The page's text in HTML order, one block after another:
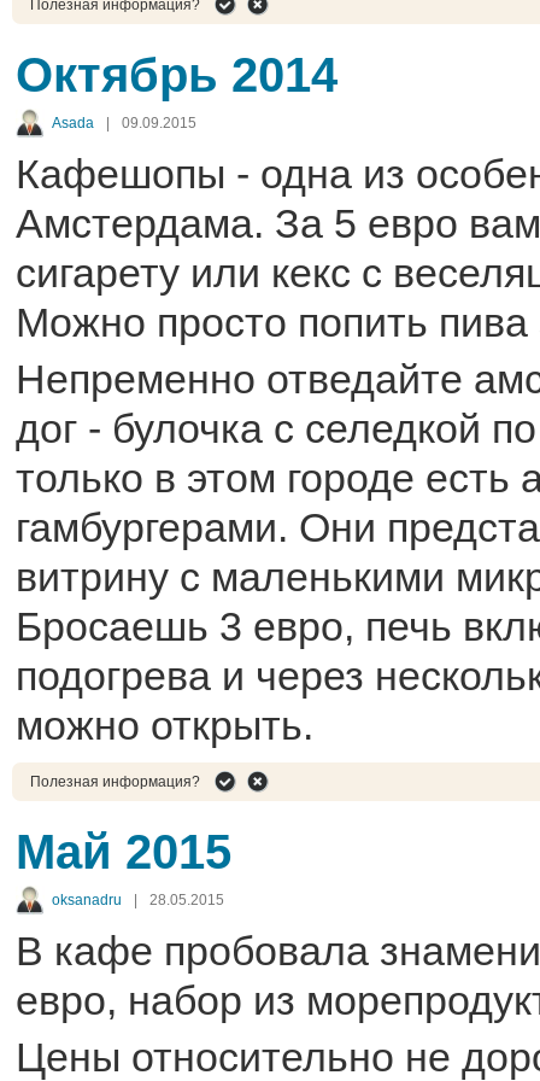
Полезная информация?
Октябрь 2014
Asada | 09.09.2015
Кафешопы - одна из
Амстердама. За 5 евро
сигарету или кекс с
Можно просто попить пива
Непременно отведайте
дог - булочка с селедкой
только в этом городе есть
гамбургерами. Они
витрину с маленькими
Бросаешь 3 евро, печь
подогрева и через
можно открыть.
Полезная информация?
Май 2015
oksanadru | 28.05.2015
В кафе пробовала
евро, набор из
Цены относительно не